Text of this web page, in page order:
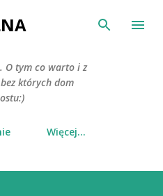
zawartości
O tym co warto i z
których dom
Więcej…